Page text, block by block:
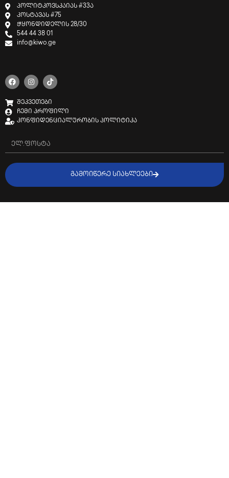
პოლიტკოვსკაიას #33ა
კოსტავას #75
ჭყონდიდელის 28/30
544 44 38 01
info@kiwo.ge
შეკვეთები
ჩემი პროფილი
კონფიდენციალურობის პოლიტიკა
ᲒᲐᲛᲝᲘᲬᲔᲠᲔ ᲡᲘᲐᲮᲚᲔᲔᲑᲘ